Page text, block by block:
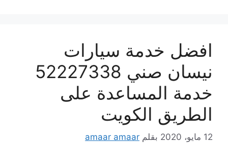
افضل خدمة سيارات
نيسان صني 52227338
خدمة المساعدة على
الطريق الكويت
12 مايو، 2020 بقلم amaar amaar